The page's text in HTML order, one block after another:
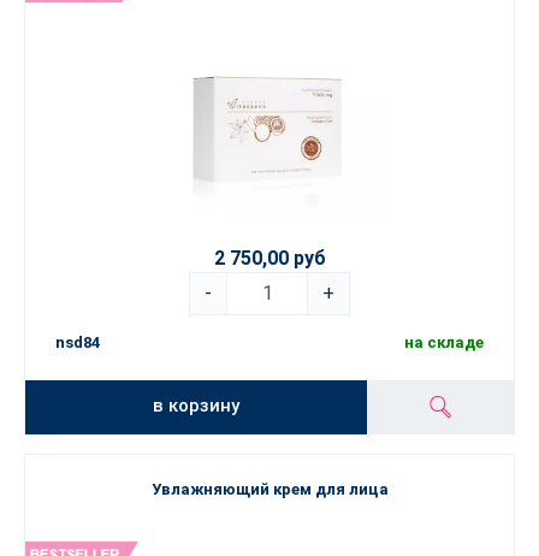
2 750,00 руб
-
+
nsd84 на складе
в корзину
Увлажняющий крем для лица